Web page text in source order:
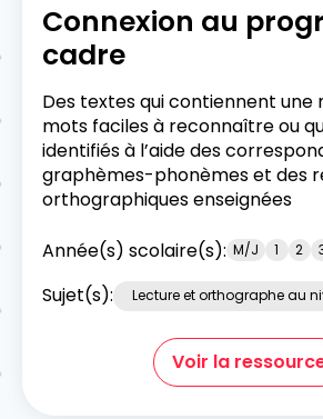
Connexion au
cadre
Des textes qui contiennent une
mots faciles à reconnaître ou
identifiés à l’aide des
graphèmes-phonèmes et des
orthographiques enseignées
Année(s) scolaire(s): M/J 1 2
Sujet(s): Lecture et orthographe au
Voir la